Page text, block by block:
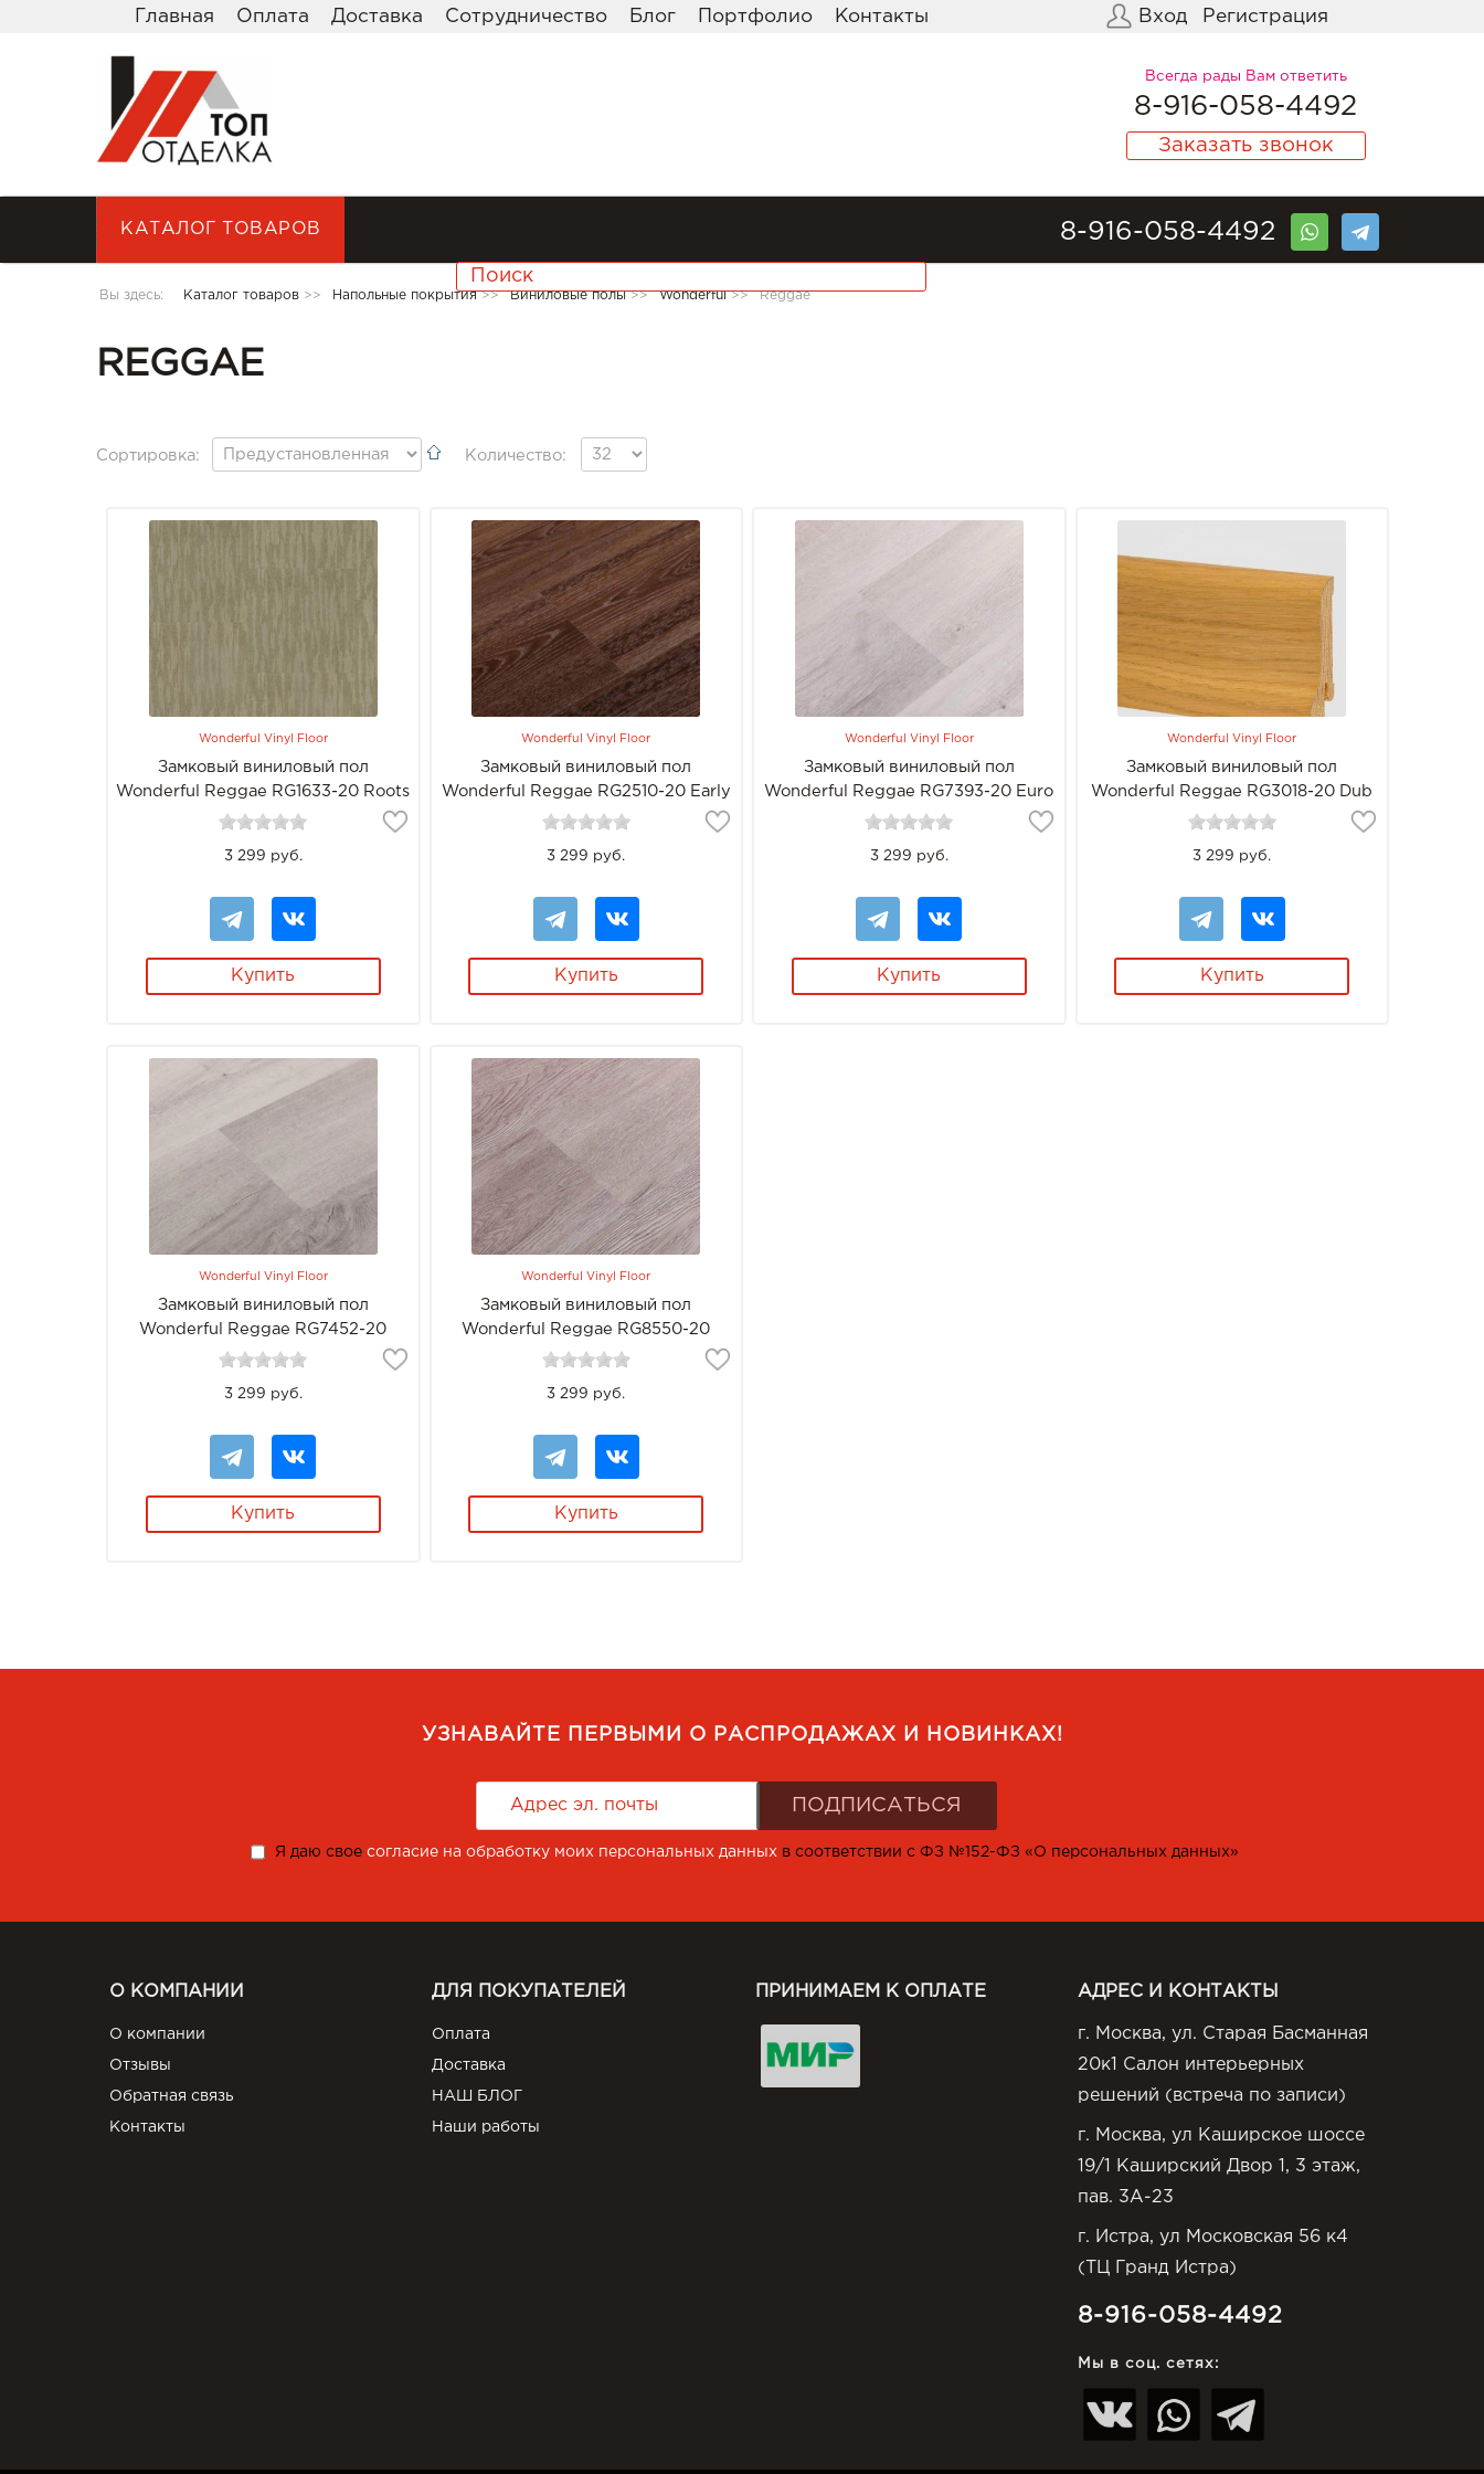
Главная Оплата Доставка Сотрудничество Блог Портфолио Контакты Вход Регистрация
Всегда рады Вам ответить
8-916-058-4492
Заказать звонок
КАТАЛОГ ТОВАРОВ 8-916-058-4492
Вы здесь: Каталог товаров >> Напольные покрытия >> Виниловые полы >> Wonderful >> Reggae
REGGAE
Сортировка: Количество:
Wonderful Vinyl Floor
Замковый виниловый пол
Wonderful Reggae RG1633-20 Roots
3 299 руб.
Купить
Wonderful Vinyl Floor
Замковый виниловый пол
Wonderful Reggae RG2510-20 Early
3 299 руб.
Купить
Wonderful Vinyl Floor
Замковый виниловый пол
Wonderful Reggae RG7393-20 Euro
3 299 руб.
Купить
Wonderful Vinyl Floor
Замковый виниловый пол
Wonderful Reggae RG3018-20 Dub
3 299 руб.
Купить
Wonderful Vinyl Floor
Замковый виниловый пол
Wonderful Reggae RG7452-20
Dance
3 299 руб.
Купить
Wonderful Vinyl Floor
Замковый виниловый пол
Wonderful Reggae RG8550-20
Calypso
3 299 руб.
Купить
УЗНАВАЙТЕ ПЕРВЫМИ О РАСПРОДАЖАХ И НОВИНКАХ!
Я даю свое согласие на обработку моих персональных данных в соответствии с ФЗ №152-ФЗ «О персональных данных»
О КОМПАНИИ
О компании
Отзывы
Обратная связь
Контакты
ДЛЯ ПОКУПАТЕЛЕЙ
Оплата
Доставка
НАШ БЛОГ
Наши работы
ПРИНИМАЕМ К ОПЛАТЕ АДРЕС И КОНТАКТЫ
г. Москва, ул. Старая Басманная
20к1 Салон интерьерных
решений (встреча по записи)
г. Москва, ул Каширское шоссе
19/1 Каширский Двор 1, 3 этаж,
пав. 3А-23
г. Истра, ул Московская 56 к4
(ТЦ Гранд Истра)
8-916-058-4492
Мы в соц. сетях: